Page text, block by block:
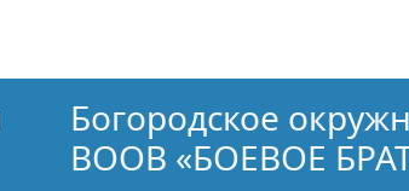
Богородское
ВООВ «БОЕВОЕ